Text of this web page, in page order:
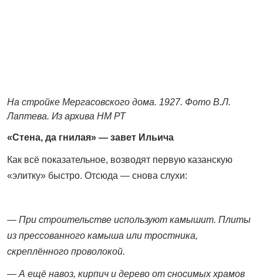
На стройке Мергасовского дома. 1927. Фото В.Л.
Лаптева. Из архива НМ РТ
«Стена, да гнилая» — завет Ильича
Как всё показательное, возводят первую казанскую
«элитку» быстро. Отсюда — снова слухи:
— При строительстве используют камышит. Плиты
из прессованного камыша или тростника,
скреплённого проволокой.
— А ещё навоз, кирпич и дерево от сносимых храмов